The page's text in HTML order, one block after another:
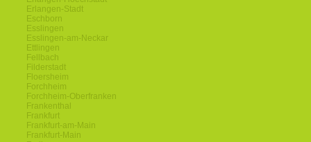
Erlangen-Stadt
Eschborn
Esslingen
Esslingen-am-Neckar
Ettlingen
Fellbach
Filderstadt
Floersheim
Forchheim
Forchheim-Oberfranken
Frankenthal
Frankfurt
Frankfurt-am-Main
Frankfurt-Main